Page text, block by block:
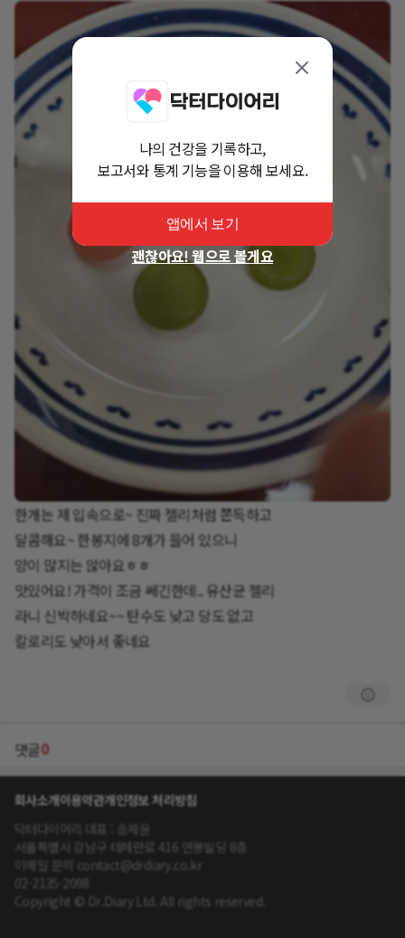
한개는 제 입속으로~ 진짜 젤리처럼 쫀득하고
달콤해요~ 한봉지에 8개가 들어 있으니
양이 많지는 않아요ㅎㅎ
맛있어요! 가격이 조금 쎄긴한데.. 유산균 젤리
라니 신박하네요~~ 탄수도 낮고 당도 없고
칼로리도 낮아서 좋네요
댓글0
회사소개이용약관개인정보 처리방침
닥터다이어리 대표 : 송제윤
서울특별시 강남구 테헤란로 416 연봉빌딩 8층
이메일 문의 contact@drdiary.co.kr
02-2135-2098
Copyright © Dr.Diary Ltd. All rights reserved.
나의 건강을 기록하고,
보고서와 통계 기능을 이용해 보세요.
앱에서 보기
괜찮아요! 웹으로 볼게요